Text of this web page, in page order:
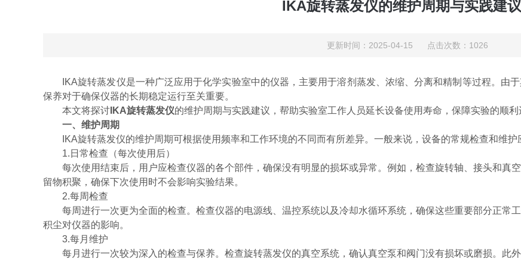
IKA旋转蒸发仪的维护周期与实践建议
更新时间：2025-04-15 点击次数：1026
IKA旋转蒸发仪是一种广泛应用于化学实验室中的仪器，主要用于溶剂蒸发、浓缩、分离和精制等过程。由
保养对于确保仪器的长期稳定运行至关重要。
本文将探讨 IKA旋转蒸发仪的维护周期与实践建议，帮助实验室工作人员延长设备使用寿命，保障实验的顺利
一、维护周期
IKA旋转蒸发仪的维护周期可根据使用频率和工作环境的不同而有所差异。一般来说，设备的常规检查和维护
1.日常检查（每次使用后）
每次使用结束后，用户应检查仪器的各个部件，确保没有明显的损坏或异常。例如，检查旋转轴、接头和真
留物积聚，确保下次使用时不会影响实验结果。
2.每周检查
每周进行一次更为全面的检查。检查仪器的电源线、温控系统以及冷却水循环系统，确保这些重要部分正常
积尘对仪器的影响。
3.每月维护
每月进行一次较为深入的检查与保养。检查旋转蒸发仪的真空系统，确认真空泵和阀门没有损坏或磨损。此